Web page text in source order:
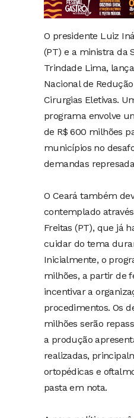
O presidente Luiz
(PT) e a ministra da
Trindade Lima,
Nacional de
Cirurgias Eletivas.
programa envolve
de R$ 600 milhões
municípios no
demandas
O Ceará também
contemplado
Freitas (PT), que já
cuidar do tema
Inicialmente, o
milhões, a partir de
incentivar a
procedimentos. Os
milhões serão
a produção
realizadas,
ortopédicas e
pasta em nota.